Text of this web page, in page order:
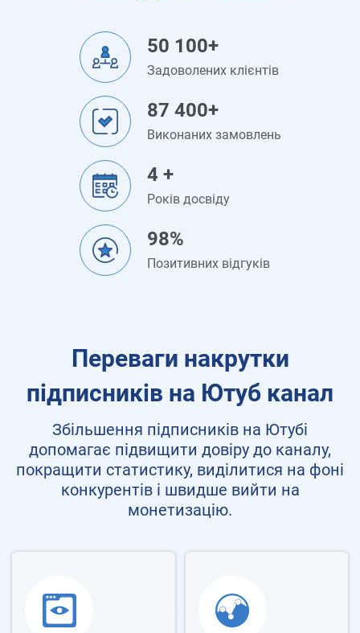
50 100+
Задоволених клієнтів
87 400+
Виконаних замовлень
4 +
Років досвіду
98%
Позитивних відгуків
Переваги накрутки
підписників на Ютуб канал
Збільшення підписників на Ютубі
допомагає підвищити довіру до каналу,
покращити статистику, виділитися на фоні
конкурентів і швидше вийти на
монетизацію.